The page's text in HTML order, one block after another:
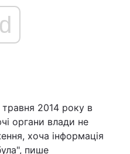
травня 2014 року в
органи влади не
хоча інформація
пише